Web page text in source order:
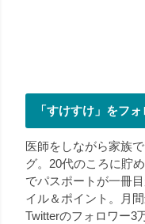
「すけすけ」をフ
医師をしながら家族
グ。20代のころに貯
でパスポートが一冊
イル＆ポイント。月
Twitterのフォロワー3